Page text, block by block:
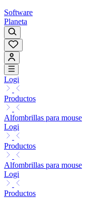
Software
Planeta
Logi
Productos
Alfombrillas para mouse
Logi
Productos
Alfombrillas para mouse
Logi
Productos